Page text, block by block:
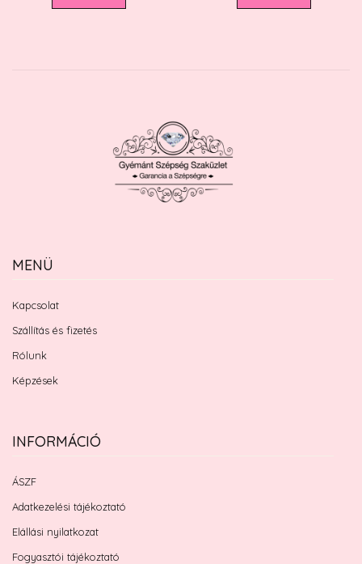
MENÜ
Kapcsolat
Szállítás és fizetés
Rólunk
Képzések
INFORMÁCIÓ
ÁSZF
Adatkezelési tájékoztató
Elállási nyilatkozat
Fogyasztói tájékoztató